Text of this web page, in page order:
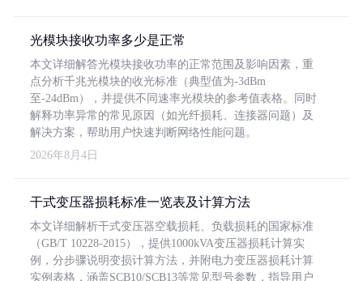
光模块接收功率多少是正常
本文详细解答光模块接收功率的正常范围及影响因素，重
点分析千兆光模块的收光标准（典型值为-3dBm
至-24dBm），并提供不同速率光模块的参考值表格。同时
解释功率异常的常见原因（如光纤损耗、连接器问题）及
解决方案，帮助用户快速判断网络性能问题。
2026年8月4日
干式变压器损耗标准一览表及计算方法
本文详细解析干式变压器空载损耗、负载损耗的国家标准
（GB/T 10228-2015），提供1000kVA变压器损耗计算实
例，分步骤说明变损计算方法，并附电力变压器损耗计算
实例表格，涵盖SCB10/SCB13等常见型号参数，指导用户